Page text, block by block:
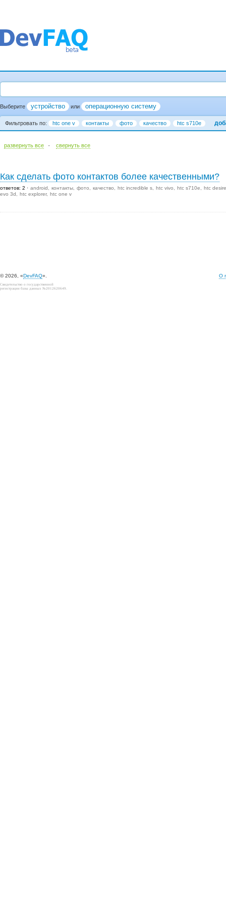
Выберите устройство или операционную систему
Фильтровать по: htc one v контакты фото качество htc s710e
развернуть все · cвернуть все
Как сделать фото контактов более качественными?
ответов: 2 android контакты фото качество htc incredible s htc vivo htc s710e
htc
evo 3d
htc explorer htc one v
© 2026, «DevFAQ». О
Свидетельство о государственной
регистрации базы данных №2012620649.